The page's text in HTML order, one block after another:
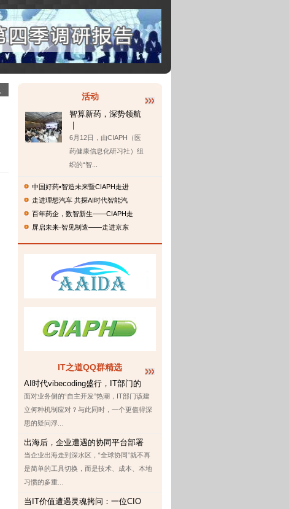
活动
智算新药，深势领航
｜
6月12日，由CIAPH（医
药健康信息化研习社）组
织的“智...
中国好药•智造未来暨CIAPH走进
走进理想汽车 共探AI时代智能汽
百年药企，数智新生——CIAPH走
屏启未来·智见制造——走进京东
IT之道QQ群精选
AI时代vibecoding盛行，IT部门的
面对业务侧的“自主开发”热潮，IT部门该建
立何种机制应对？与此同时，一个更值得深
思的疑问浮...
出海后，企业遭遇的协同平台部署
当企业出海走到深水区，“全球协同”就不再
是简单的工具切换，而是技术、成本、本地
习惯的多重...
当IT价值遭遇灵魂拷问：一位CIO